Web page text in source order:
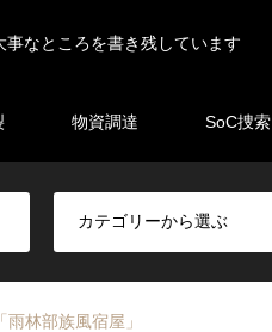
なところを書き残しています
物資調達 SoC捜索
林部族風宿屋」